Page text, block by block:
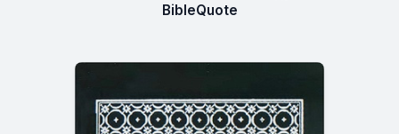
BibleQuote